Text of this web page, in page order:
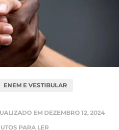
ENEM E VESTIBULAR
EM DEZEMBRO 12, 2024
PARA LER